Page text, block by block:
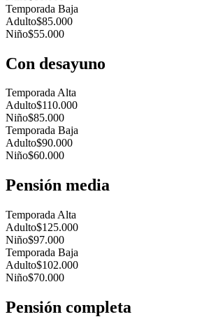
Temporada Baja
Adulto$85.000
Niño$55.000
Con desayuno
Temporada Alta
Adulto$110.000
Niño$85.000
Temporada Baja
Adulto$90.000
Niño$60.000
Pensión media
Temporada Alta
Adulto$125.000
Niño$97.000
Temporada Baja
Adulto$102.000
Niño$70.000
Pensión completa